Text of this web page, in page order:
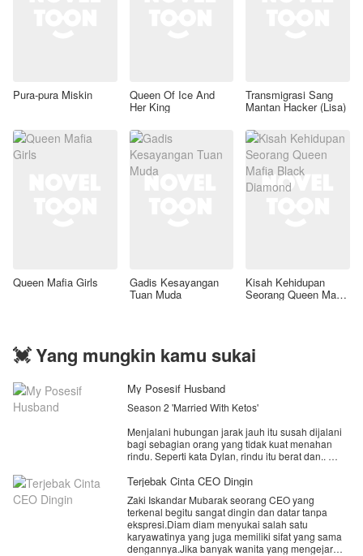
Pura-pura Miskin Queen Of Ice And
Her King
Transmigrasi Sang
Mantan Hacker (Lisa)
Queen Mafia Girls Gadis Kesayangan
Tuan Muda
Kisah Kehidupan
Seorang Queen Mafia
💓 Yang mungkin kamu sukai
My Posesif Husband
Season 2 'Married With Ketos'
Menjalani hubungan jarak jauh itu susah dijalani
bagi sebagian orang yang tidak kuat menahan
rindu. Seperti kata Dylan, rindu itu berat dan..
Begitu juga yang sedang dijalani oleh pasangan
terbang tinggi kemudian harus terhempas pada
sebuah kenyataan. Kenyataan bahwa salah satu
dari mereka harus mengejar cita-cita dan impian.
Terjebak Cinta CEO Dingin
Zaki Iskandar Mubarak seorang CEO yang
terkenal begitu sangat dingin dan datar tanpa
ekspresi.Diam diam menyukai salah satu
karyawatinya yang juga memiliki sifat yang sama
dengannya.Jika banyak wanita yang mengejar